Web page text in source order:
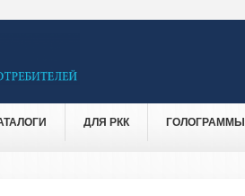
ДЛЯ РКК ГОЛОГРАММЫ